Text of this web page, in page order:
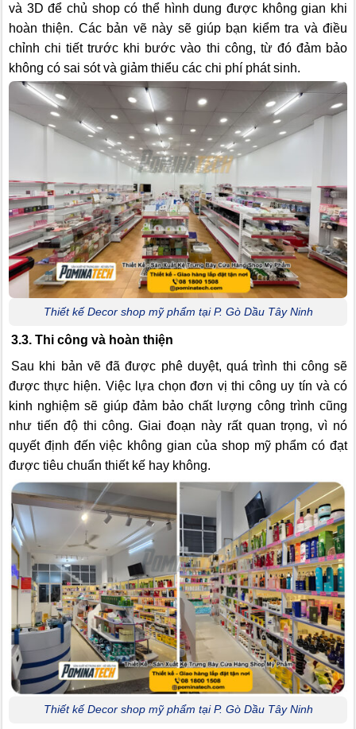
và 3D để chủ shop có thể hình dung được không gian khi
hoàn thiện. Các bản vẽ này sẽ giúp bạn kiểm tra và điều
chỉnh chi tiết trước khi bước vào thi công, từ đó đảm bảo
không có sai sót và giảm thiểu các chi phí phát sinh.
Thiết kế Decor shop mỹ phẩm tại P. Gò Dầu Tây Ninh
3.3. Thi công và hoàn thiện
Sau khi bản vẽ đã được phê duyệt, quá trình thi công sẽ
được thực hiện. Việc lựa chọn đơn vị thi công uy tín và có
kinh nghiệm sẽ giúp đảm bảo chất lượng công trình cũng
như tiến độ thi công. Giai đoạn này rất quan trọng, vì nó
quyết định đến việc không gian của shop mỹ phẩm có đạt
được tiêu chuẩn thiết kế hay không.
Thiết kế Decor shop mỹ phẩm tại P. Gò Dầu Tây Ninh